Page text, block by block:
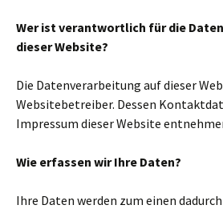
Wer ist verantwortlich für die
dieser Website?
Die Datenverarbeitung auf dieser
Websitebetreiber. Dessen
Impressum dieser Website
Wie erfassen wir Ihre Daten?
Ihre Daten werden zum einen